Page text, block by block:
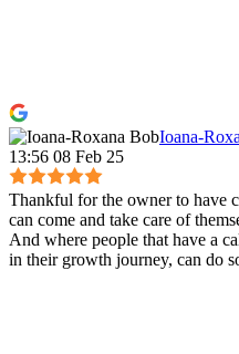
Ioana-
13:56 08 Feb 25
Thankful for the owner to have
can come and take care of
And where people that have a
in their growth journey, can do